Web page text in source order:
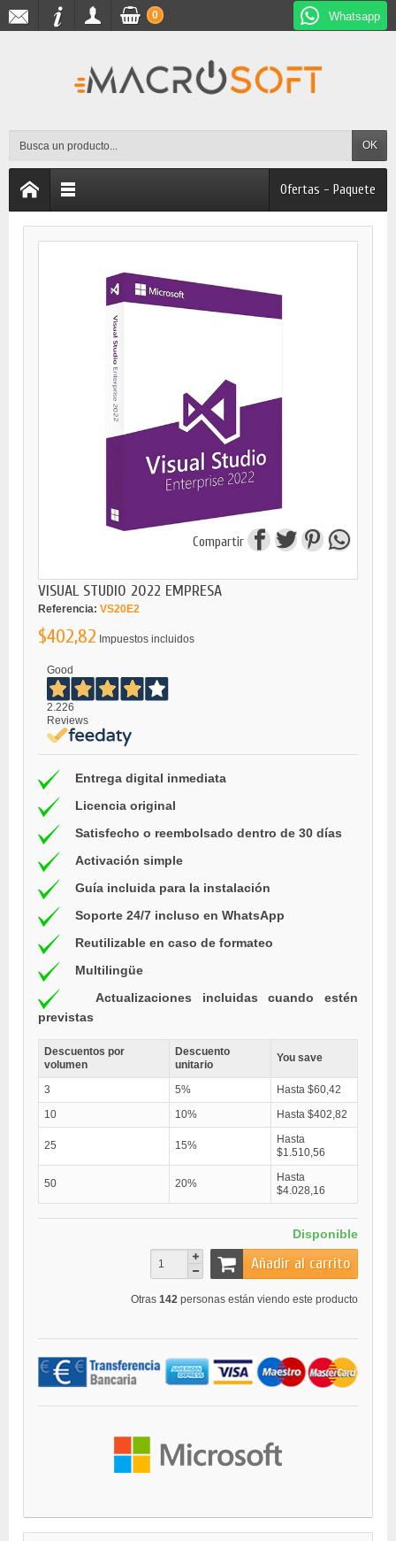
Whatsapp
OK
0
Ofertas - Paquete
Compartir
VISUAL STUDIO 2022 EMPRESA
Referencia: VS20E2
$402,82 Impuestos incluidos
Good
2.226
Reviews
Entrega digital inmediata
Licencia original
Satisfecho o reembolsado dentro de 30 días
Activación simple
Guía incluida para la instalación
Soporte 24/7 incluso en WhatsApp
Reutilizable en caso de formateo
Multilingüe
Actualizaciones incluidas cuando estén
previstas
Descuentos por
volumen
Descuento
unitario
You save
3 5%
Hasta $60,42
10
10% Hasta $402,82
25 15%
Hasta
$1.510,56
50 20%
Hasta
$4.028,16
Disponible
Añadir al carrito
Otras 142 personas están viendo este producto